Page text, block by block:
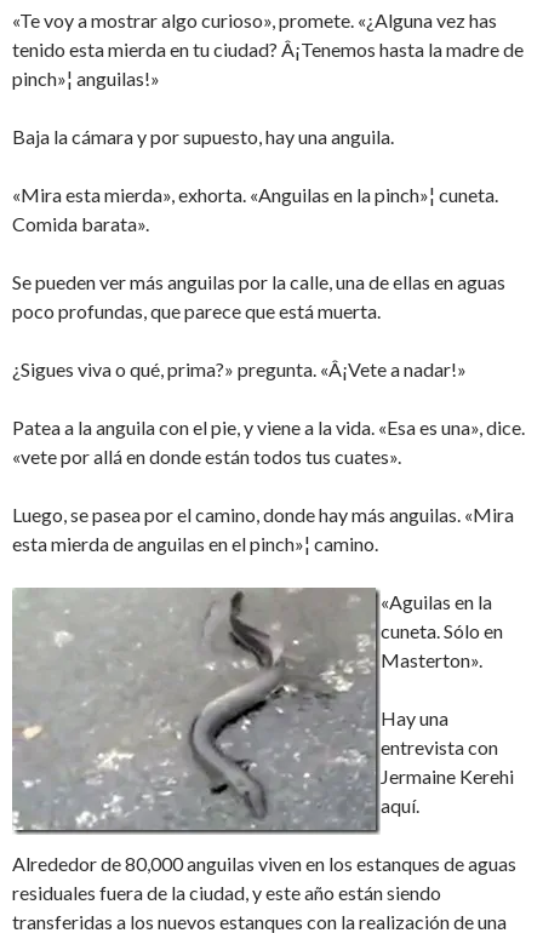
«Te voy a mostrar algo curioso», promete. «¿Alguna vez has
tenido esta mierda en tu ciudad? Â¡Tenemos hasta la madre de
pinch»¦ anguilas!»
Baja la cámara y por supuesto, hay una anguila.
«Mira esta mierda», exhorta. «Anguilas en la pinch»¦ cuneta.
Comida barata».
Se pueden ver más anguilas por la calle, una de ellas en aguas
poco profundas, que parece que está muerta.
¿Sigues viva o qué, prima?» pregunta. «Â¡Vete a nadar!»
Patea a la anguila con el pie, y viene a la vida. «Esa es una», dice.
«vete por allá en donde están todos tus cuates».
Luego, se pasea por el camino, donde hay más anguilas. «Mira
esta mierda de anguilas en el pinch»¦ camino.
«Aguilas en la
cuneta. Sólo en
Masterton».
Hay una
entrevista con
Jermaine Kerehi
aquí.
Alrededor de 80,000 anguilas viven en los estanques de aguas
residuales fuera de la ciudad, y este año están siendo
transferidas a los nuevos estanques con la realización de una